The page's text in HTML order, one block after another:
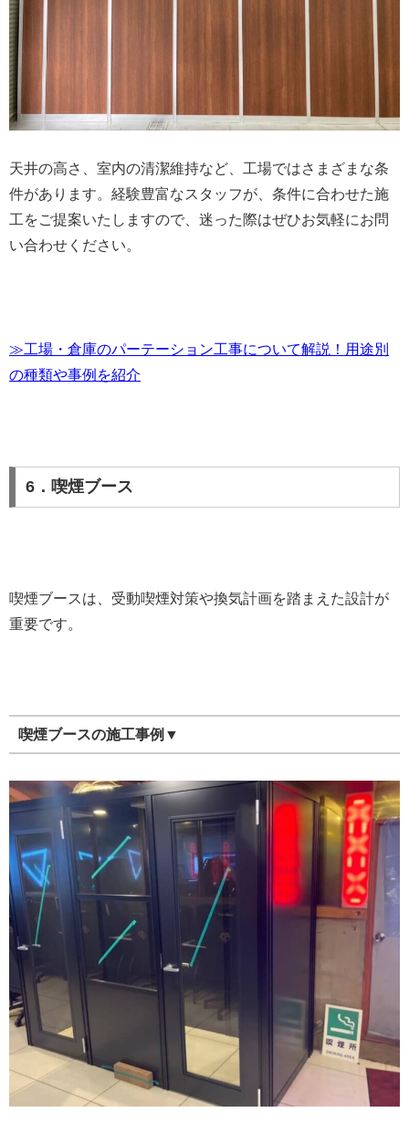
天井の高さ、室内の清潔維持など、工場ではさまざまな条
件があります。経験豊富なスタッフが、条件に合わせた施
工をご提案いたしますので、迷った際はぜひお気軽にお問
い合わせください。
≫工場・倉庫のパーテーション工事について解説！用途別
の種類や事例を紹介
6．喫煙ブース
喫煙ブースは、受動喫煙対策や換気計画を踏まえた設計が
重要です。
喫煙ブースの施工事例▼